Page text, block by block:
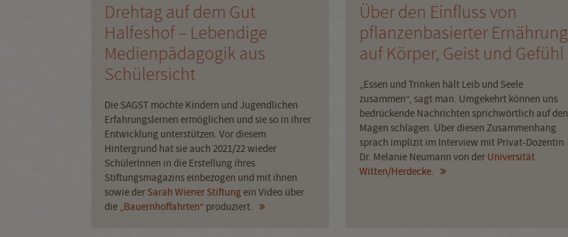
Drehtag auf dem Gut
Halfeshof – Lebendige
Medienpädagogik aus
Schülersicht
Die SAGST möchte Kindern und Jugendlichen
Erfahrungslernen ermöglichen und sie so in ihrer
Entwicklung unterstützen. Vor diesem
Hintergrund hat sie auch 2021/22 wieder
SchülerInnen in die Erstellung ihres
Stiftungsmagazins einbezogen und mit ihnen
sowie der Sarah Wiener Stiftung ein Video über
die „Bauernhoffahrten“ produziert.
Über den Einfluss von
pflanzenbasierter Ernährung
auf Körper, Geist und Gefühl
„Essen und Trinken hält Leib und Seele
zusammen“, sagt man. Umgekehrt können uns
bedrückende Nachrichten sprichwörtlich auf den
Magen schlagen. Über diesen Zusammenhang
sprach implizit im Interview mit Privat-Dozentin
Dr. Melanie Neumann von der Universität
Witten/Herdecke.